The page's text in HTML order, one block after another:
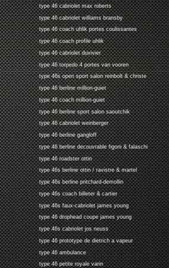
type 46 cabriolet max roberts
type 46 cabriolet williams bransby
type 46 coach uhlik portes coulissantes
type 46 coach profile uhlik
type 46 cabriolet duvivier
type 46 torpedo 4 portes van vooren
type 46s open sport salon reinbolt & christe
type 46 berline million-guiet
type 46 coach million-guiet
type 46 berline sport salon saoutchik
type 46 cabriolet weinberger
type 46 berline gangloff
type 46 berline decouvrable figoni & falaschi
type 46 roadster ottin
type 46s berline ottin / ravistre & martel
type 46s berline pritchard-demollin
type 46s coach billeter & cartier
type 46s faux-cabriolet james young
type 46 drophead coupe james young
type 46s cabriolet jos neuss
type 46 prototype de dietrich a vapeur
type 46 ambulance
type 46 petite royale varin